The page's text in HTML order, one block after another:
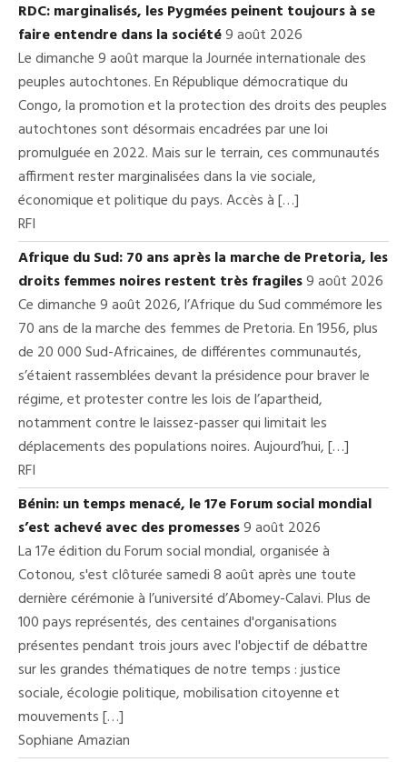
RDC: marginalisés, les Pygmées peinent toujours à se
faire entendre dans la société9 août 2026
Le dimanche 9 août marque la Journée internationale des
peuples autochtones. En République démocratique du
Congo, la promotion et la protection des droits des peuples
autochtones sont désormais encadrées par une loi
promulguée en 2022. Mais sur le terrain, ces communautés
affirment rester marginalisées dans la vie sociale,
économique et politique du pays. Accès à […]
RFI
Afrique du Sud: 70 ans après la marche de Pretoria, les
droits femmes noires restent très fragiles9 août 2026
Ce dimanche 9 août 2026, l’Afrique du Sud commémore les
70 ans de la marche des femmes de Pretoria. En 1956, plus
de 20 000 Sud-Africaines, de différentes communautés,
s’étaient rassemblées devant la présidence pour braver le
régime, et protester contre les lois de l’apartheid,
notamment contre le laissez-passer qui limitait les
déplacements des populations noires. Aujourd’hui, […]
RFI
Bénin: un temps menacé, le 17e Forum social mondial
s’est achevé avec des promesses9 août 2026
La 17e édition du Forum social mondial, organisée à
Cotonou, s'est clôturée samedi 8 août après une toute
dernière cérémonie à l’université d’Abomey-Calavi. Plus de
100 pays représentés, des centaines d'organisations
présentes pendant trois jours avec l'objectif de débattre
sur les grandes thématiques de notre temps : justice
sociale, écologie politique, mobilisation citoyenne et
mouvements […]
Sophiane Amazian